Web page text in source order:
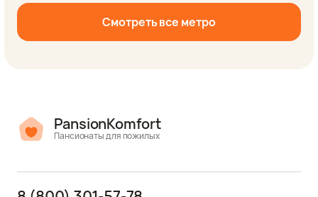
Смотреть все метро
PansionKomfort
Пансионаты для пожилых